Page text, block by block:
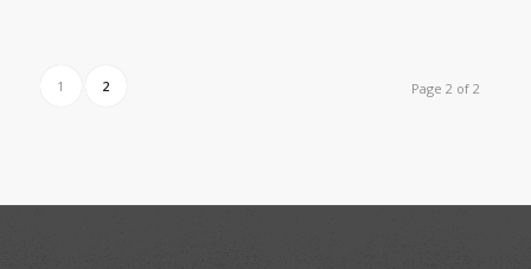
Page 2 of 2
1 2